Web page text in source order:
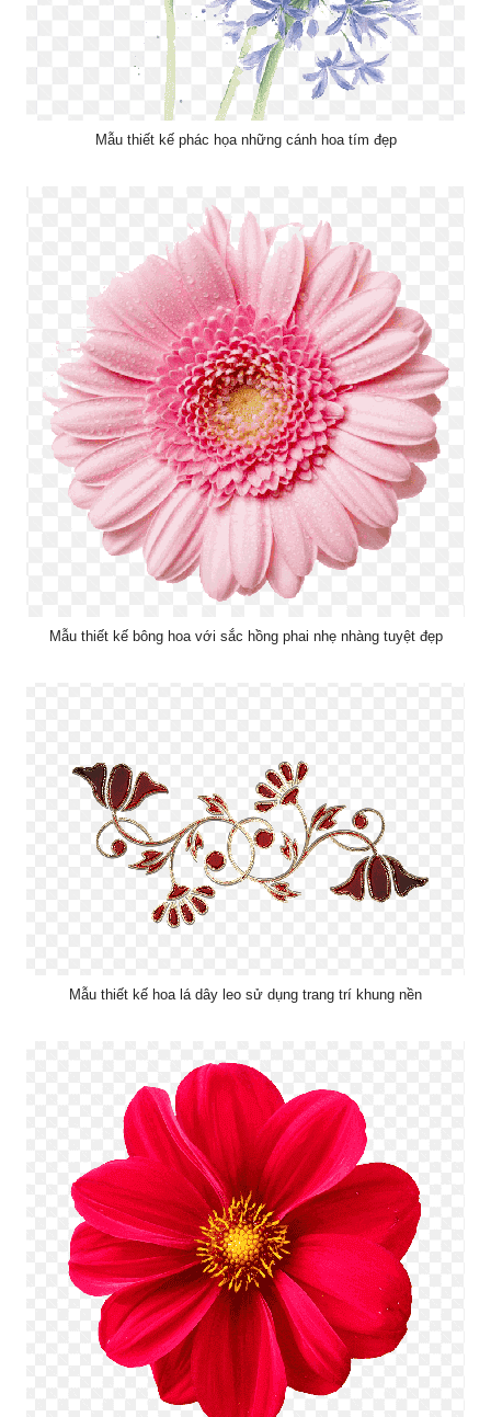
Mẫu thiết kế phác họa những cánh hoa tím đẹp
Mẫu thiết kế bông hoa với sắc hồng phai nhẹ nhàng tuyệt đẹp
Mẫu thiết kế hoa lá dây leo sử dụng trang trí khung nền